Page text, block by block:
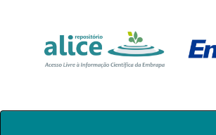
Skip